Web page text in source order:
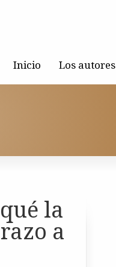
Inicio Los autores
la
a